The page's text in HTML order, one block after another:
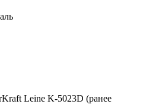
Leine K-5023D (ранее